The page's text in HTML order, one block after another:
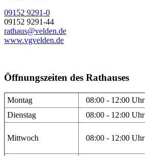
09152 9291-0
09152 9291-44
rathaus@velden.de
www.vgvelden.de
Öffnungszeiten des Rathauses
Montag 08:00 - 12:00 Uhr
Dienstag
08:00 - 12:00 Uhr
Mittwoch 08:00 - 12:00 Uhr